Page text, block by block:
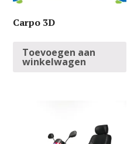
Carpo 3D
Toevoegen aan
winkelwagen